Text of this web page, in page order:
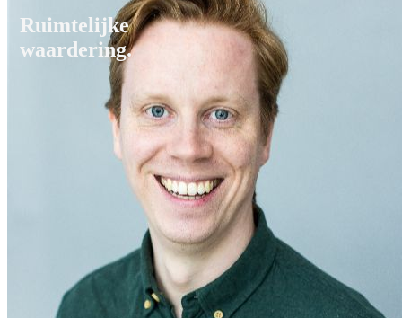
Ruimtelijke
waardering.